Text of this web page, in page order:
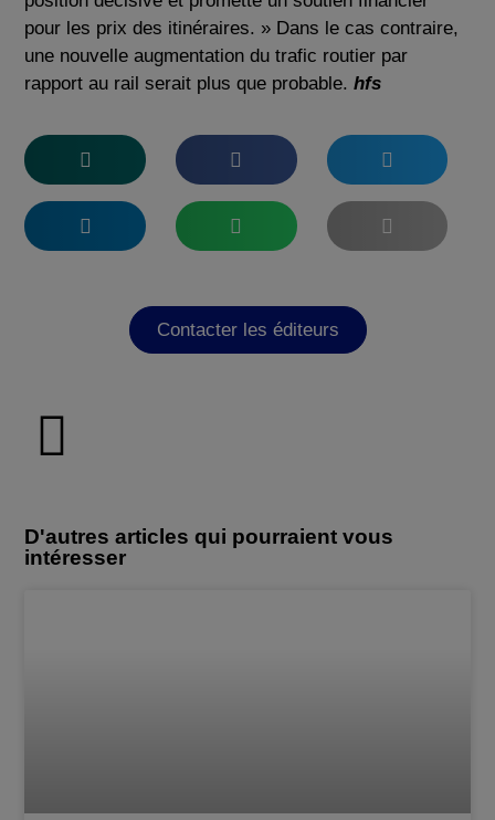
pour les prix des itinéraires. » Dans le cas contraire,
une nouvelle augmentation du trafic routier par
rapport au rail serait plus que probable.hfs
Contacter les éditeurs
D'autres articles qui pourraient vous
intéresser